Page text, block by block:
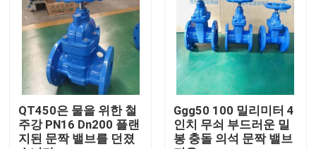
탄력 있는 자리 문짝 밸브
연성 주철 문짝 밸브
연성 주철 Ｙ 체
무쇠 Ｙ 필터
QT450은 물을 위한 철
주강 PN16 Dn200 플랜
지된 문짝 밸브를 던졌
Ggg50 100 밀리미터 4
인치 무쇠 부드러운 밀
봉 충돌 의석 문짝 밸브